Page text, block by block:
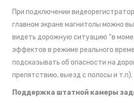
При подключении
главном экране магнитолы можно
видеть дорожную ситуацию “в
эффектов в режиме реального
подсказывать об опасности на
препятствию, выезд с полосы и т.п).
Поддержка штатной камеры